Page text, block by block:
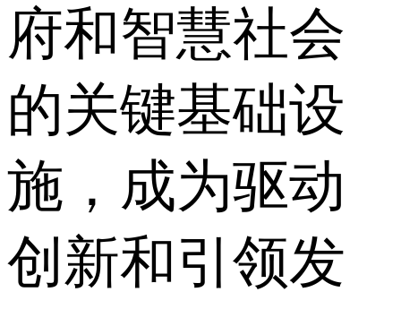
府和智慧社会
的关键基础设
施，成为驱动
创新和引领发